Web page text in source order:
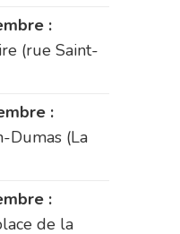
:
(rue Saint-
:
Dumas (La
:
de la